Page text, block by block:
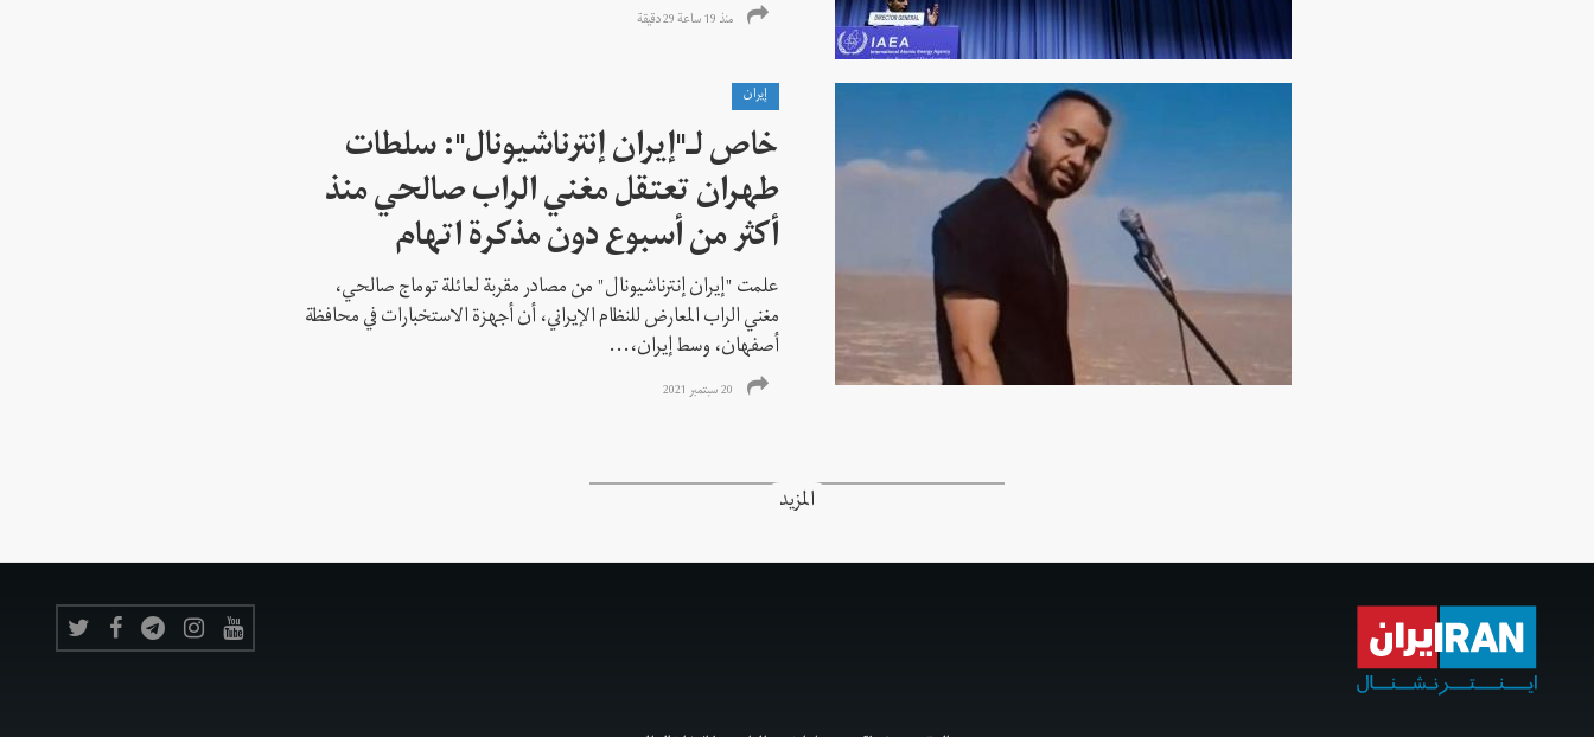
منذ 19 ساعة 29 دقیقة
إيران
خاص لـ"إيران إنترناشيونال": سلطات
طهران تعتقل مغني الراب صالحي منذ
أكثر من أسبوع دون مذكرة اتهام
علمت "إيران إنترناشيونال" من مصادر مقربة لعائلة توماج صالحي،
مغني الراب المعارض للنظام الإيراني، أن أجهزة الاستخبارات في محافظة
أصفهان، وسط إيران،...
20 سبتمبر 2021
المزيد